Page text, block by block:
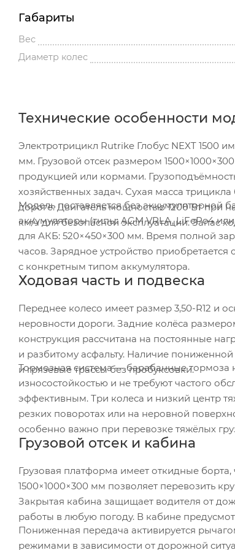
Габариты
Вес
Диаметр колес
Технические особенности
Электротрицикл Rutrike Глобус NEXT 1500
мм. Грузовой отсек размером
продукцией или кормами.
хозяйственных задач. Сухая масса трицикла
дороге. Двигатель мощностью 1200 Вт при
км/ч для безопасной эксплуатации. Запас
Модель поставляется без аккумуляторной
аккумуляторы (типы: AGM VRLA, LiFePo4
для АКБ: 520×450×300 мм. Время полной
часов. Зарядное устройство
с конкретным типом аккумулятора.
Ходовая часть и подвеска
Переднее колесо имеет размер 3,50-R12 и
неровности дороги. Задние колёса
конструкция рассчитана на постоянные
и разбитому асфальту. Наличие
и грязевые трассы без пробуксовки.
Тормозная система — барабанные тормоза
износостойкостью и не требуют частого
эффективным. Три колеса и низкий центр
резких поворотах или на неровной
особенно важно при перевозке тяжёлых
Грузовой отсек и кабина
Грузовая платформа имеет откидные борта,
1500×1000×300 мм позволяет перевозить
Закрытая кабина защищает водителя от
работы в любую погоду. В кабине
Пониженная передача активируется
режимами в зависимости от дорожной